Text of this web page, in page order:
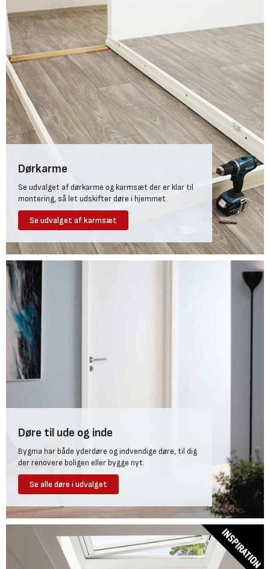
Dørkarme
Se udvalget af dørkarme og karmsæt der er klar til
montering, så let udskifter døre i hjemmet.
Se udvalget af karmsæt
Døre til ude og inde
Bygma har både yderdøre og indvendige døre, til dig
der renovere boligen eller bygge nyt.
Se alle døre i udvalget